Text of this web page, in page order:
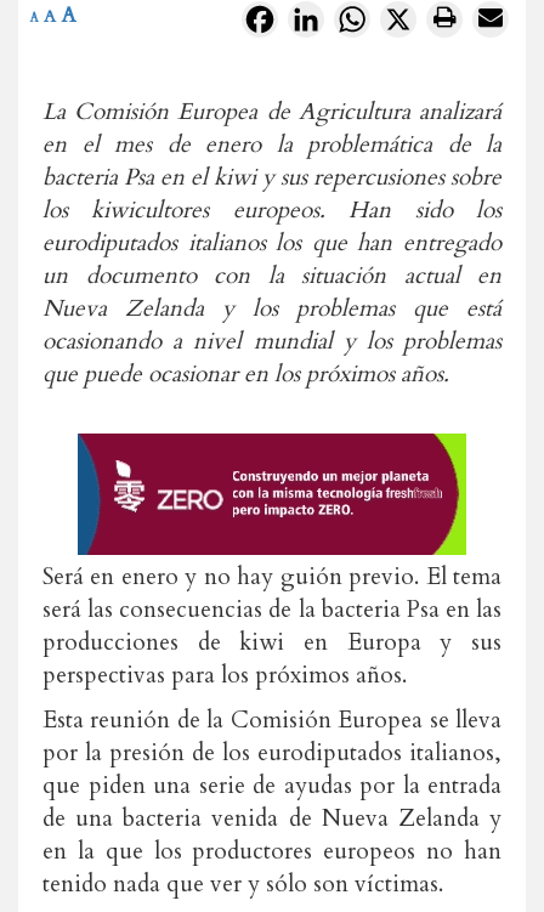
FacebookLinkedInWhatsApp
X
A A A
La Comisión Europea de Agricultura analizará
en el mes de enero la problemática de la
bacteria Psa en el kiwi y sus repercusiones sobre
los kiwicultores europeos. Han sido los
eurodiputados italianos los que han entregado
un documento con la situación actual en
Nueva Zelanda y los problemas que está
ocasionando a nivel mundial y los problemas
que puede ocasionar en los próximos años.
Será en enero y no hay guión previo. El tema
será las consecuencias de la bacteria Psa en las
producciones de kiwi en Europa y sus
perspectivas para los próximos años.
Esta reunión de la Comisión Europea se lleva
por la presión de los eurodiputados italianos,
que piden una serie de ayudas por la entrada
de una bacteria venida de Nueva Zelanda y
en la que los productores europeos no han
tenido nada que ver y sólo son víctimas.